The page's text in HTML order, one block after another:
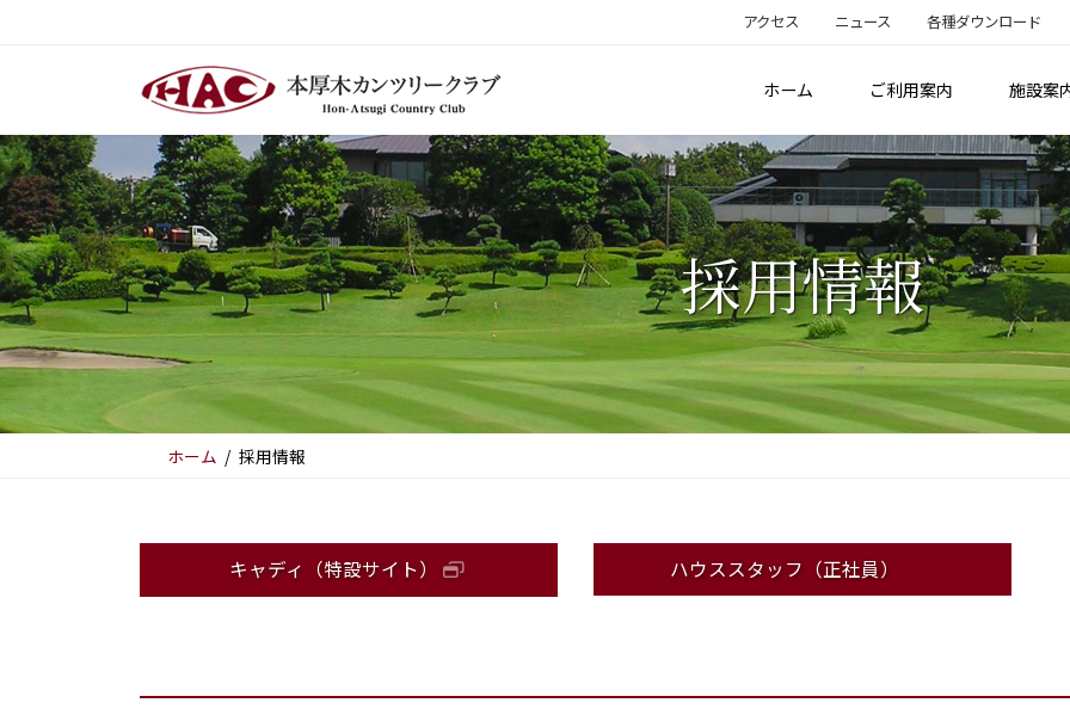
ツ
へ
ス
キ
ッ
プ
シ
ョ
ン
に
移
動
アクセス ニュース 各種ダウンロード
ホーム ご利用案内 施設案
採用情報
ホーム 採用情報
キャディ（特設サイト） ハウススタッフ（正社員）